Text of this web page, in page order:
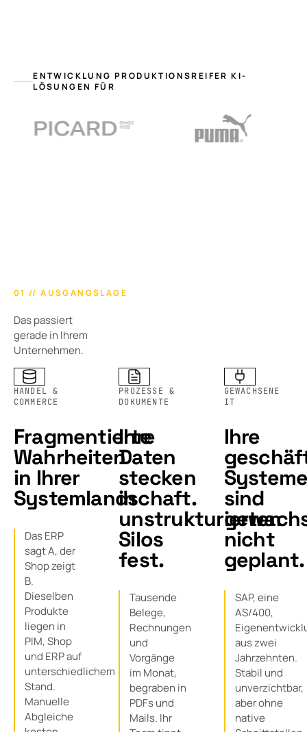
ENTWICKLUNG PRODUKTIONSREIFER KI-
LÖSUNGEN FÜR
01 // AUSGANGSLAGE
Das passiert
gerade in Ihrem
Unternehmen.
HANDEL &
COMMERCE
Fragmentierte
Wahrheiten
in Ihrer
Systemlandschaft.
Das ERP
sagt A, der
Shop zeigt
B.
Dieselben
Produkte
liegen in
PIM, Shop
und ERP auf
unterschiedlichem
Stand.
Manuelle
Abgleiche
PROZESSE &
DOKUMENTE
Ihre
Daten
stecken
in
unstrukturierten
Silos
fest.
Tausende
Belege,
Rechnungen
und
Vorgänge
im Monat,
begraben in
PDFs und
Mails. Ihr
GEWACHSENE
IT
Ihre
sind
nicht
geplant.
SAP, eine
AS/400,
aus zwei
Jahrzehnten.
Stabil und
unverzichtbar,
aber ohne
native